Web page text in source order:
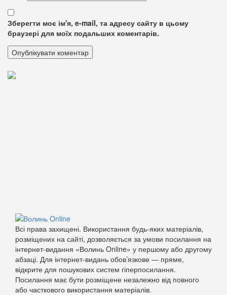
Зберегти моє ім'я, e-mail, та адресу сайту в цьому
браузері для моїх подальших коментарів.
Всі права захищені. Використання будь-яких матеріалів,
розміщених на сайті, дозволяється за умови посилання на
інтернет-видання «Волинь Online» у першому або другому
абзаці. Для інтернет-видань обов’язкове — пряме,
відкрите для пошукових систем гіперпосилання.
Посилання має бути розміщене незалежно від повного
або часткового використання матеріалів.